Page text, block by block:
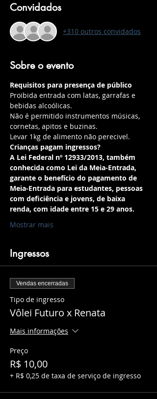
Convidados
+310 outros convidados
Sobre o evento
Requisitos para presença de público
Proibida entrada com latas, garrafas e
bebidas alcoólicas.
Não é permitido instrumentos músicas,
cornetas, apitos e buzinas.
Levar 1kg de alimento não perecivel.
Crianças pagam ingressos?
A Lei Federal nº 12933/2013, também
conhecida como Lei da Meia-Entrada,
garante o benefício do pagamento de
Meia-Entrada para estudantes, pessoas
com deficiência e jovens, de baixa
renda, com idade entre 15 e 29 anos.
Mostrar mais
Ingressos
Vendas encerradas
Tipo de ingresso
Vôlei Futuro x Renata
Mais informações
Preço
R$ 10,00
+ R$ 0,25 de taxa de serviço de ingresso